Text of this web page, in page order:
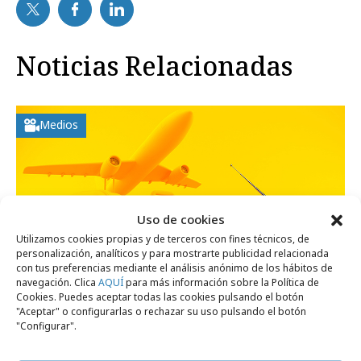
Uso de cookies
Utilizamos cookies propias y de terceros con fines técnicos, de
personalización, analíticos y para mostrarte publicidad relacionada
con tus preferencias mediante el análisis anónimo de los hábitos de
navegación. Clica AQUÍpara más información sobre la Política de
Cookies. Puedes aceptar todas las cookies pulsando el botón
"Aceptar" o configurarlas o rechazar su uso pulsando el botón
"Configurar".
Noticias Relacionadas
Medios
viernes, 7 de agosto 2026
La televisión es el dispositivo líder en